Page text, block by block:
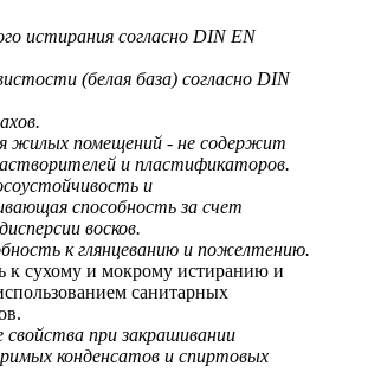
истирания согласно DIN EN
(белая база) согласно DIN
жилых помещений - не содержит
и пластификаторов.
и
способность за счет
восков.
к глянцеванию и пожелтению.
к сухому и мокрому истиранию и
санитарных
свойства при закрашивании
конденсатов и спиртовых